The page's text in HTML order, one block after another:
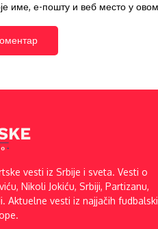
име, е-пошту и веб место у
vesti iz Srbije i sveta. Vesti o
Nikoli Jokiću, Srbiji, Partizanu,
Aktuelne vesti iz najjačih